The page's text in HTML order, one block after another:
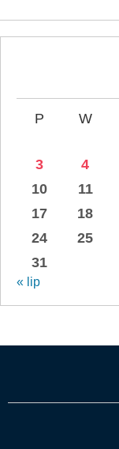
P W
3
4
10
11
17
18
24
25
31
« lip